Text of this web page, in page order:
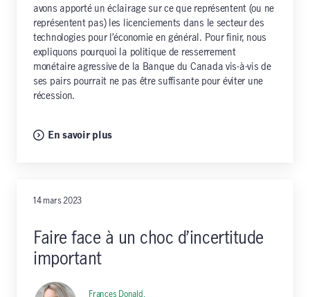
avons apporté un éclairage sur ce que représentent (ou ne
représentent pas) les licenciements dans le secteur des
technologies pour l’économie en général. Pour finir, nous
expliquons pourquoi la politique de resserrement
monétaire agressive de la Banque du Canada vis-à-vis de
ses pairs pourrait ne pas être suffisante pour éviter une
récession.
En savoir plus
14 mars 2023
Faire face à un choc d’incertitude
important
Frances Donald,